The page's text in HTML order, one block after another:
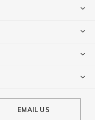
EMAIL US